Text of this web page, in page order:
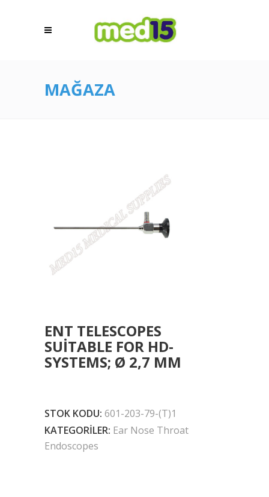
MAĞAZA
ENT TELESCOPES
SUITABLE FOR HD-
SYSTEMS; Ø 2,7 MM
STOK KODU: 601-203-79-(T)1
KATEGORILER: Ear Nose Throat
Endoscopes